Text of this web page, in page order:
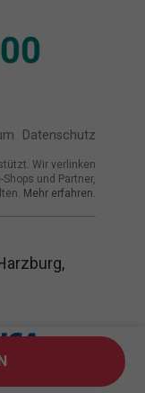
Datenschutz
Wir verlinken
und Partner,
Mehr erfahren.